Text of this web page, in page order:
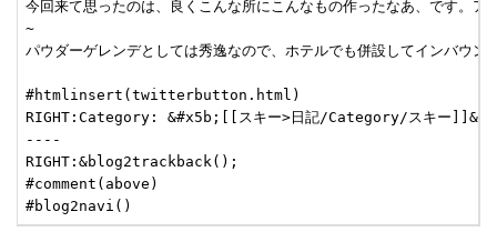
今回来て思ったのは、良くこんな所にこんなもの作ったなあ、です。
~
パウダーゲレンデとしては秀逸なので、ホテルでも併設してインバウ
#htmlinsert(twitterbutton.html)
RIGHT:Category: &#x5b;[[スキー>日記/Category/スキー
----
RIGHT:&blog2trackback();
#comment(above)